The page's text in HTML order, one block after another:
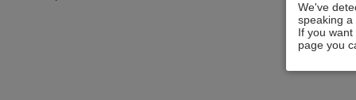
We've
speaking
If you
page you